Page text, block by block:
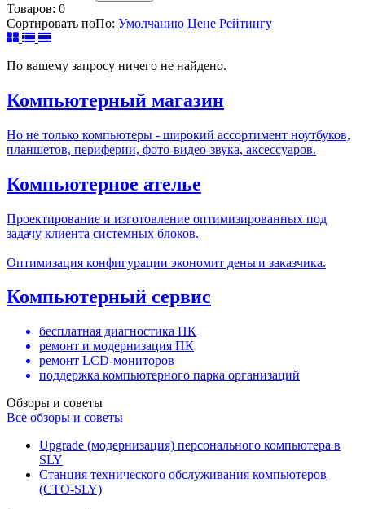
Товаров: 0
Сортировать поПо: Умолчанию Цене Рейтингу
По вашему запросу ничего не найдено.
Компьютерный магазин
Но не только компьютеры - широкий ассортимент ноутбуков,
планшетов, периферии, фото-видео-звука, аксессуаров.
Компьютерное ателье
Проектирование и изготовление оптимизированных под
задачу клиента системных блоков.
Оптимизация конфигурации экономит деньги заказчика.
Компьютерный сервис
бесплатная диагностика ПК
ремонт и модернизация ПК
ремонт LCD-мониторов
поддержка компьютерного парка организаций
Обзоры и советы
Все обзоры и советы
Upgrade (модернизация) персонального компьютера в
SLY
Станция технического обслуживания компьютеров
(СТО-SLY)